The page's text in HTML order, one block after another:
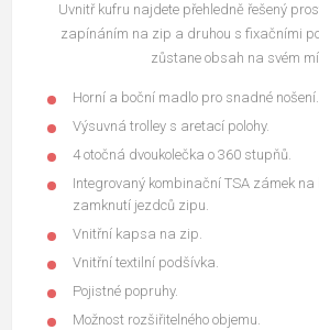
Uvnitř kufru najdete přehledně řešený
zapínáním na zip a druhou s fixačními
zůstane obsah na svém
Horní a boční madlo pro snadné nošení.
Výsuvná trolley s aretací polohy.
4 otočná dvoukolečka o 360 stupňů.
Integrovaný kombinační TSA zámek na
zamknutí jezdců zipu.
Vnitřní kapsa na zip.
Vnitřní textilní podšívka.
Pojistné popruhy.
Možnost rozšiřitelného objemu.